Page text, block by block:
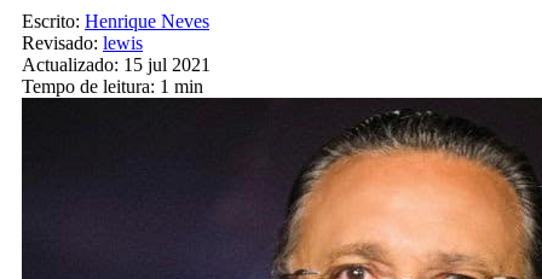
Escrito: Henrique Neves
Revisado: lewis
Actualizado: 15 jul 2021
Tempo de leitura: 1 min